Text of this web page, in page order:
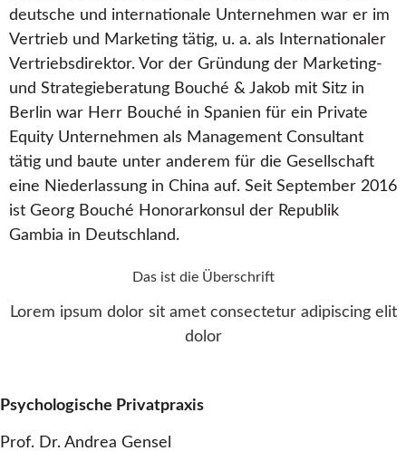
deutsche und internationale Unternehmen war er im
Vertrieb und Marketing tätig, u. a. als Internationaler
Vertriebsdirektor. Vor der Gründung der Marketing-
und Strategieberatung Bouché & Jakob mit Sitz in
Berlin war Herr Bouché in Spanien für ein Private
Equity Unternehmen als Management Consultant
tätig und baute unter anderem für die Gesellschaft
eine Niederlassung in China auf. Seit September 2016
ist Georg Bouché Honorarkonsul der Republik
Gambia in Deutschland.
Das ist die Überschrift
Lorem ipsum dolor sit amet consectetur adipiscing elit
dolor
Psychologische Privatpraxis
Prof. Dr. Andrea Gensel